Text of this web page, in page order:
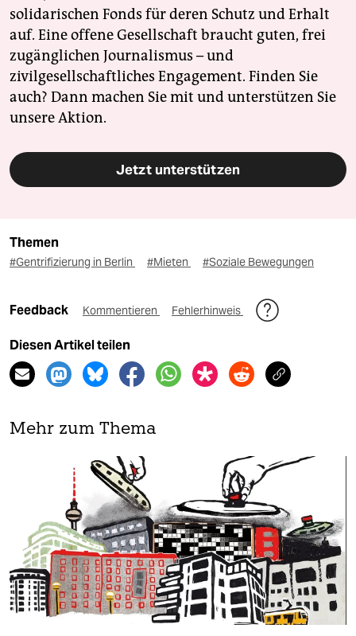
solidarischen Fonds für deren Schutz und Erhalt
auf. Eine offene Gesellschaft braucht guten, frei
zugänglichen Journalismus – und
zivilgesellschaftliches Engagement. Finden Sie
auch? Dann machen Sie mit und unterstützen Sie
unsere Aktion.
Jetzt unterstützen
Themen
#Gentrifizierung in Berlin #Mieten #Soziale Bewegungen
Feedback Kommentieren Fehlerhinweis
Diesen Artikel teilen
Mehr zum Thema